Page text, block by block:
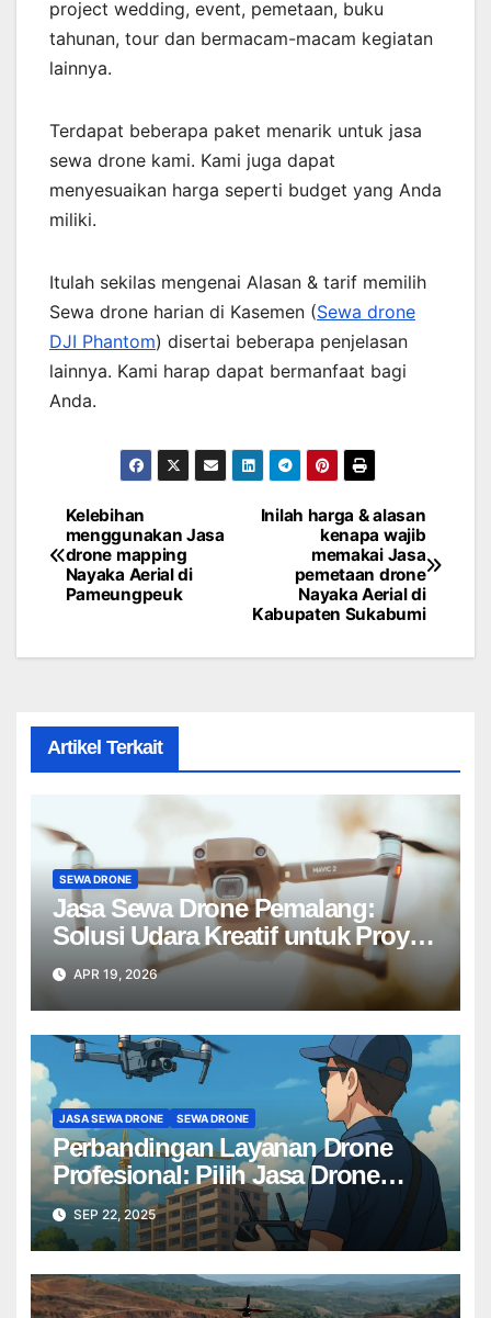
project wedding, event, pemetaan, buku
tahunan, tour dan bermacam-macam kegiatan
lainnya.
Terdapat beberapa paket menarik untuk jasa
sewa drone kami. Kami juga dapat
menyesuaikan harga seperti budget yang Anda
miliki.
Itulah sekilas mengenai Alasan & tarif memilih
Sewa drone harian di Kasemen (Sewa drone
DJI Phantom) disertai beberapa penjelasan
lainnya. Kami harap dapat bermanfaat bagi
Anda.
Post
navigation
Inilah harga & alasan
kenapa wajib
memakai Jasa
pemetaan drone
Nayaka Aerial di
Kabupaten Sukabumi
Kelebihan
menggunakan Jasa
drone mapping
Nayaka Aerial di
Pameungpeuk
Artikel Terkait
SEWA DRONE
Jasa Sewa Drone Pemalang:
Solusi Udara Kreatif untuk Proyek
Anda Tanpa Batas】
APR 19, 2026
JASA SEWA DRONE SEWA DRONE
Perbandingan Layanan Drone
Profesional: Pilih Jasa Drone
Terbaik untuk Proyek Anda
SEP 22, 2025